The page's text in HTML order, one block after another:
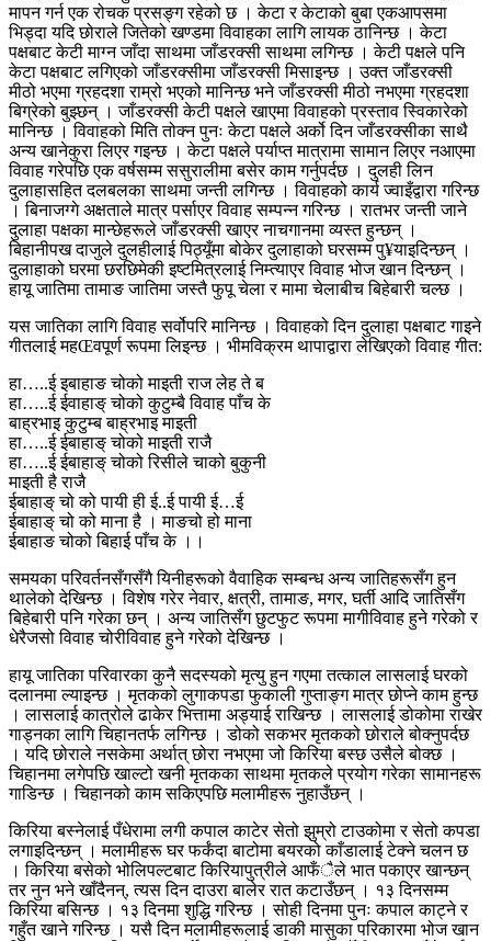
मापन गर्न एक रोचक प्रसङ्ग रहेको छ । केटा र केटाको बुबा एकआपसमा
भिड्दा यदि छोराले जितेको खण्डमा विवाहका लागि लायक ठानिन्छ । केटा
पक्षबाट केटी माग्न जाँदा साथमा जाँडरक्सी साथमा लगिन्छ । केटी पक्षले पनि
केटा पक्षबाट लगिएको जाँडरक्सीमा जाँडरक्सी मिसाइन्छ । उक्त जाँडरक्सी
मीठो भएमा ग्रहदशा राम्रो भएको मानिन्छ भने जाँडरक्सी मीठो नभएमा ग्रहदशा
बिग्रेको बुझ्छन् । जाँडरक्सी केटी पक्षले खाएमा विवाहको प्रस्ताव स्विकारेको
मानिन्छ । विवाहको मिति तोक्न पुनः केटा पक्षले अर्को दिन जाँडरक्सीका साथै
अन्य खानेकुरा लिएर गइन्छ । केटा पक्षले पर्याप्त मात्रामा सामान लिएर नआएमा
विवाह गरेपछि एक वर्षसम्म ससुरालीमा बसेर काम गर्नुपर्दछ । दुलही लिन
दुलाहासहित दलबलका साथमा जन्ती लगिन्छ । विवाहको कार्य ज्वाइँद्वारा गरिन्छ
। बिनाजग्गे अक्षताले मात्र पर्साएर विवाह सम्पन्न गरिन्छ । रातभर जन्ती जाने
दुलाहा पक्षका मान्छेहरूले जाँडरक्सी खाएर नाचगानमा व्यस्त हुन्छन् ।
बिहानीपख दाजुले दुलहीलाई पिठ्यूँमा बोकेर दुलाहाको घरसम्म पु¥याइदिन्छन् ।
दुलाहाको घरमा छरछिमेकी इष्टमित्रलाई निम्त्याएर विवाह भोज खान दिन्छन् ।
हायू जातिमा तामाङ जातिमा जस्तै फुपू चेला र मामा चेलाबीच बिहेबारी चल्छ ।
यस जातिका लागि विवाह सर्वोपरि मानिन्छ । विवाहको दिन दुलाहा पक्षबाट गाइने
गीतलाई महŒवपूर्ण रूपमा लिइन्छ । भीमविक्रम थापाद्वारा लेखिएको विवाह गीत:
हा…..ई इबाहाङ चोको माइती राज लेह ते ब
हा…..ई ईवाहाङ् चोको कुटुम्बै विवाह पाँच के
बाह्रभाइ कुटुम्ब बाह्रभाइ माइती
हा…..ई ईबाहाङ् चोको माइती राजै
हा…..ई ईबाहाङ् चोको रिसीले चाको बुकुनी
माइती है राजै
ईबाहाङ् चो को पायी ही ई..ई पायी ई…ई
ईबाहाङ् चो को माना है । माङचो हो माना
ईबाहाङ चोको बिहाई पाँच के ।।
समयका परिवर्तनसँगसँगै यिनीहरूको वैवाहिक सम्बन्ध अन्य जातिहरूसँग हुन
थालेको देखिन्छ । विशेष गरेर नेवार, क्षत्री, तामाङ, मगर, घर्ती आदि जातिसँग
बिहेबारी पनि गरेका छन् । अन्य जातिसँग छुटफुट रूपमा मागीविवाह हुने गरेको र
धेरैजसो विवाह चोरीविवाह हुने गरेको देखिन्छ ।
हायू जातिका परिवारका कुनै सदस्यको मृत्यु हुन गएमा तत्काल लासलाई घरको
दलानमा ल्याइन्छ । मृतकको लुगाकपडा फुकाली गुप्ताङ्ग मात्र छोप्ने काम हुन्छ
। लासलाई कात्रोले ढाकेर भित्तामा अड्याई राखिन्छ । लासलाई डोकोमा राखेर
गाड्नका लागि चिहानतर्फ लगिन्छ । डोको सकभर मृतकको छोराले बोक्नुपर्दछ
। यदि छोराले नसकेमा अर्थात् छोरा नभएमा जो किरिया बस्छ उसैले बोक्छ ।
चिहानमा लगेपछि खाल्टो खनी मृतकका साथमा मृतकले प्रयोग गरेका सामानहरू
गाडिन्छ । चिहानको काम सकिएपछि मलामीहरू नुहाउँछन् ।
किरिया बस्नेलाई पँधेरामा लगी कपाल काटेर सेतो झुम्रो टाउकोमा र सेतो कपडा
लगाइदिन्छन् । मलामीहरू घर फर्कंदा बाटोमा बयरको काँडालाई टेक्ने चलन छ
। किरिया बसेको भोलिपल्टबाट किरियापुत्रीले आफँैले भात पकाएर खान्छन्
तर नुन भने खाँदैनन्, त्यस दिन दाउरा बालेर रात कटाउँछन् । १३ दिनसम्म
किरिया बसिन्छ । १३ दिनमा शुद्धि गरिन्छ । सोही दिनमा पुनः कपाल काट्ने र
गहुँत खाने गरिन्छ । यसै दिन मलामीहरूलाई डाकी मासुका परिकारमा भोज खान